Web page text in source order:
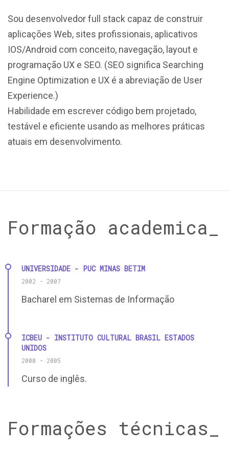
Sou desenvolvedor full stack capaz de construir
aplicações Web, sites profissionais, aplicativos
IOS/Android com conceito, navegação, layout e
programação UX e SEO. (SEO significa Searching
Engine Optimization e UX é a abreviação de User
Experience.)
Habilidade em escrever código bem projetado,
testável e eficiente usando as melhores práticas
atuais em desenvolvimento.
Formação academica_
UNIVERSIDADE - PUC MINAS BETIM
2002 - 2007
Bacharel em Sistemas de Informação
ICBEU - INSTITUTO CULTURAL BRASIL ESTADOS
UNIDOS
2000 - 2005
Curso de inglês.
Formações técnicas_